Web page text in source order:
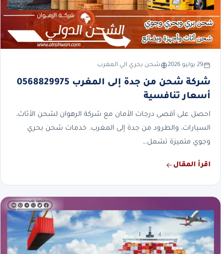
29 يوليو 2026 شحن بحري الي المغرب
شركة شحن من جدة إلى المغرب 0568829975
أسعار تنافسية
احصل على أقصى درجات الأمان مع شركة الرهوان لشحن الأثاث،
السيارات، والطرود من جدة إلى المغرب. خدمات شحن بحري
وجوي متميزة تشمل…
اقرأ المقال